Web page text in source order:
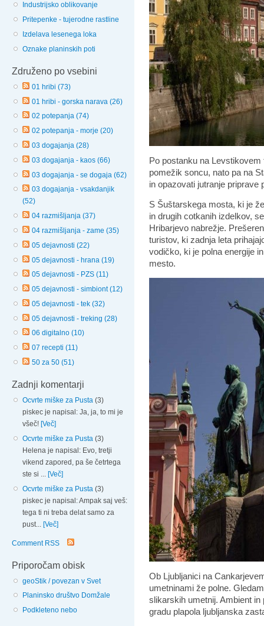
Industrijsko oblikovanje
Pritepenke - tujerodne rastline
Izdelava lesenega loka
Oznake planinskih poti
Združeno po vsebini
01 hribi (73)
01 hribi - gorska narava (26)
02 potepanja (74)
02 potepanja - morje (20)
03 dogajanja (28)
03 dogajanja - kaos (66)
03 dogajanja - se dogaja (62)
03 dogajanja - vsakdanjik
(52)
04 razmišljanja (37)
04 razmišljanja - zame (35)
05 dejavnosti (22)
05 dejavnosti - hrana (19)
05 dejavnosti - PZS (11)
05 dejavnosti - simbiont (12)
05 dejavnosti - tek (32)
05 dejavnosti - treking (28)
06 digitalno (10)
07 recepti (11)
50 za 50 (51)
Zadnji komentarji
Ocvrte miške za Pusta (3)
piskec je napisal: Ja, ja, to mi je
všeč! [Več]
Ocvrte miške za Pusta (3)
Helena je napisal: Evo, tretji
vikend zapored, pa še četrtega
ste si ... [Več]
Ocvrte miške za Pusta (3)
piskec je napisal: Ampak saj veš:
tega ti ni treba delat samo za
pust... [Več]
Comment RSS
Priporočam obisk
geoStik / povezan v Svet
Planinsko društvo Domžale
Podkleteno nebo
Po postanku na
pomežik soncu, nato pa na
in opazovati jutranje priprave
S Šuštarskega mosta, ki je
in drugih cotkanih izdelkov,
Hribarjevo nabrežje.
turistov, ki zadnja leta
vodičko, ki je polna energije
mesto.
Ob Ljubljanici na
umetninami že polne.
slikarskih umetnij. Ambient in
gradu plapola ljubljanska